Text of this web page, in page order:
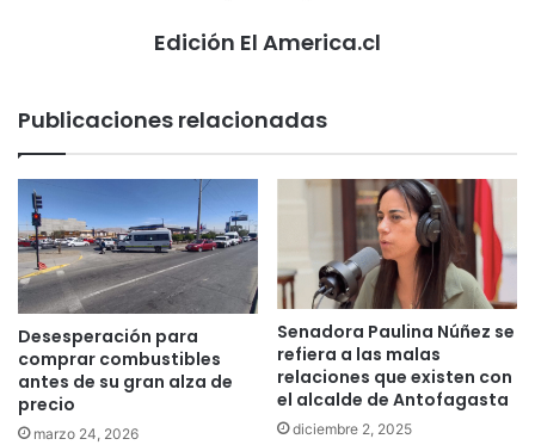
Edición El America.cl
Publicaciones relacionadas
Desesperación para
comprar combustibles
antes de su gran alza de
precio
marzo 24, 2026
Senadora Paulina Núñez se
refiera a las malas
relaciones que existen con
el alcalde de Antofagasta
diciembre 2, 2025